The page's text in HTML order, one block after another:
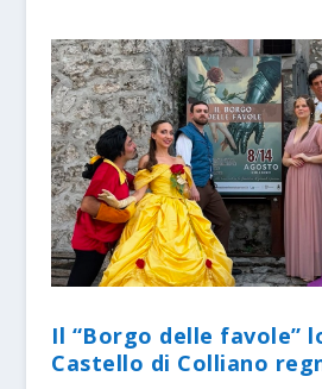
Il “Borgo delle favole”
Castello di Colliano